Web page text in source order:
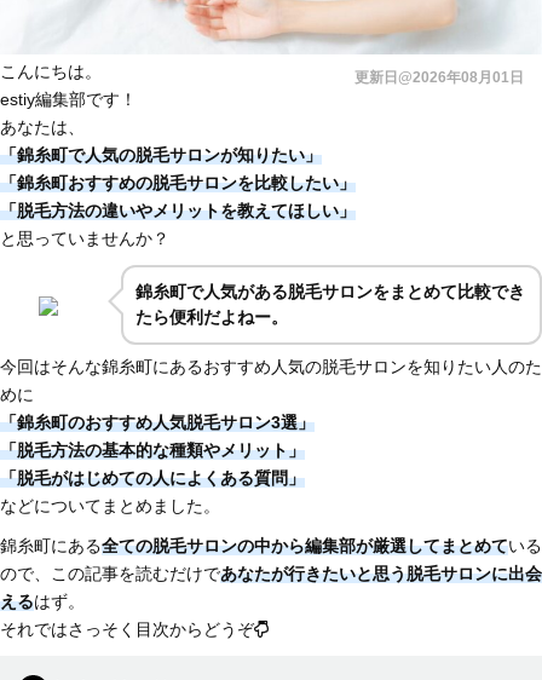
更新日@2026年08月01日
こんにちは。
estiy編集部です！
あなたは、
「錦糸町で人気の脱毛サロンが知りたい」
「錦糸町おすすめの脱毛サロンを比較したい」
「脱毛方法の違いやメリットを教えてほしい」
と思っていませんか？
錦糸町で人気がある脱毛サロンをまとめて比較でき
たら便利だよねー。
今回はそんな錦糸町にあるおすすめ人気の脱毛サロンを知りたい人のた
めに
「錦糸町のおすすめ人気脱毛サロン3選」
「脱毛方法の基本的な種類やメリット」
「脱毛がはじめての人によくある質問」
などについてまとめました。
錦糸町にある全ての脱毛サロンの中から編集部が厳選してまとめている
ので、この記事を読むだけであなたが行きたいと思う脱毛サロンに出会
えるはず。
それではさっそく目次からどうぞ